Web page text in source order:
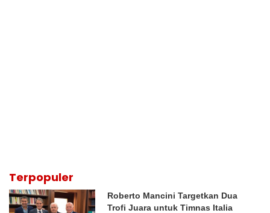
Terpopuler
Roberto Mancini Targetkan Dua
Trofi Juara untuk Timnas Italia